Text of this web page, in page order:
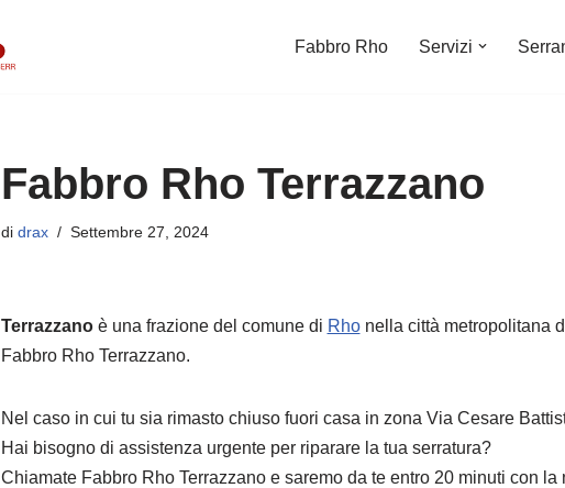
Fabbro Rho Servizi
Fabbro Rho Terrazzano
di drax Settembre 27, 2024
Terrazzanoè una frazione del comune di Rhonella città metropolitana
Fabbro Rho Terrazzano.
Nel caso in cui tu sia rimasto chiuso fuori casa in zona Via Cesare
Hai bisogno di assistenza urgente per riparare la tua serratura?
Chiamate Fabbro Rho Terrazzano e saremo da te entro 20 minuti con